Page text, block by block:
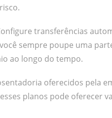
transferências
sempre poupe uma
ao longo do tempo.
oferecidos pela
planos pode oferecer